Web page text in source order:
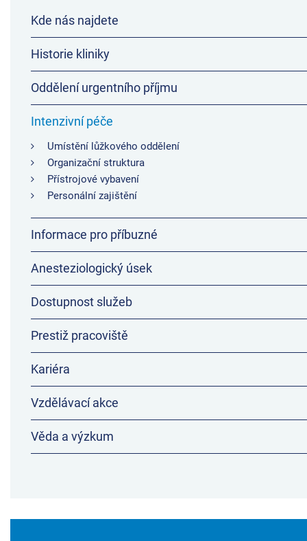
Kde nás najdete
Historie kliniky
Oddělení urgentního příjmu
Intenzivní péče
Umístění lůžkového oddělení
Organizační struktura
Přístrojové vybavení
Personální zajištění
Informace pro příbuzné
Anesteziologický úsek
Dostupnost služeb
Prestiž pracoviště
Kariéra
Vzdělávací akce
Věda a výzkum